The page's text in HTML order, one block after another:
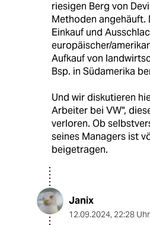
riesigen Berg von
Methoden angehäuft.
Einkauf und
europäischer/
Aufkauf von
Bsp. in Südamerika
Und wir diskutieren
Arbeiter bei VW",
verloren. Ob
seines Managers ist
beigetragen.
Janix
12.09.2024, 22:28 Uhr